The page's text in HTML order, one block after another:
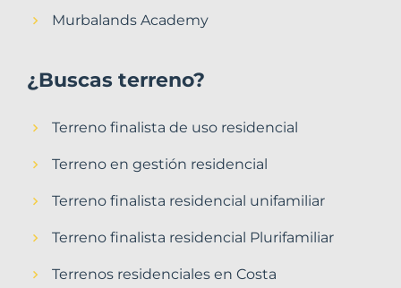
Murbalands Academy
¿Buscas terreno?
Terreno finalista de uso residencial
Terreno en gestión residencial
Terreno finalista residencial unifamiliar
Terreno finalista residencial Plurifamiliar
Terrenos residenciales en Costa